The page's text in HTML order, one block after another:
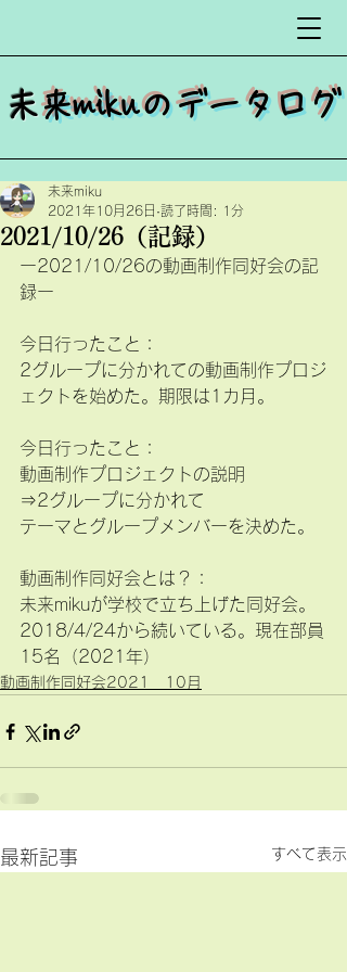
​未来mikuのデータログ
2021/10/26（記録）
未来miku
2021年10月26日 読了時間: 1分
ー2021/10/26の動画制作同好会の記
録ー
今日行ったこと：
2グループに分かれての動画制作プロジ
ェクトを始めた。期限は1カ月。
今日行ったこと：
動画制作プロジェクトの説明
⇒2グループに分かれて
テーマとグループメンバーを決めた。
動画制作同好会とは？：
未来mikuが学校で立ち上げた同好会。
2018/4/24から続いている。現在部員
15名（2021年）
動画制作同好会2021 10月
最新記事 すべて表示